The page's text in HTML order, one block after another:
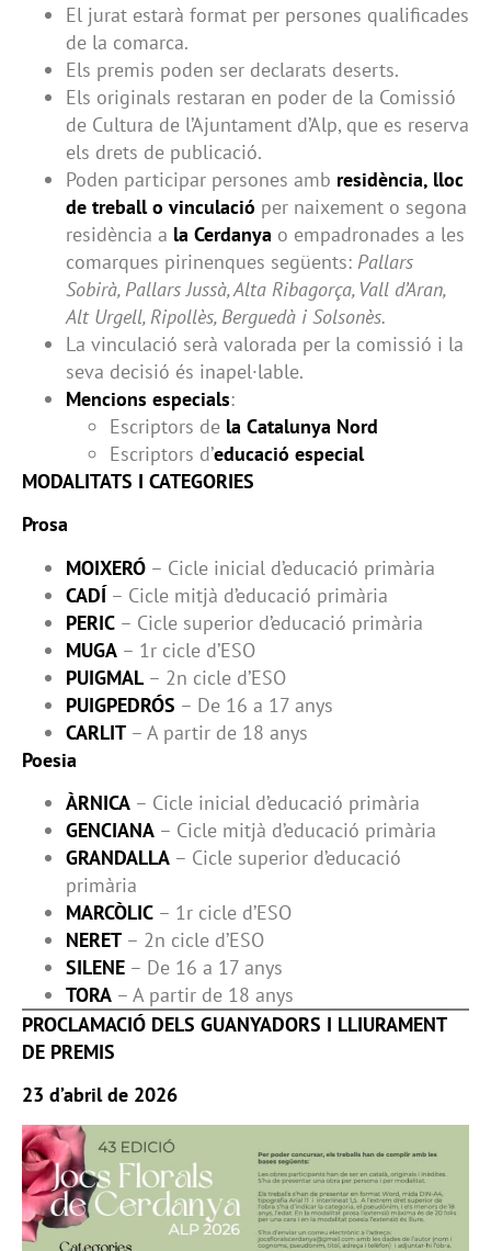
El jurat estarà format per persones qualificades
de la comarca.
Els premis poden ser declarats deserts.
Els originals restaran en poder de la Comissió
de Cultura de l’Ajuntament d’Alp, que es reserva
els drets de publicació.
Poden participar persones amb residència, lloc
de treball o vinculació per naixement o segona
residència a la Cerdanya o empadronades a les
comarques pirinenques següents: Pallars
Sobirà, Pallars Jussà, Alta Ribagorça, Vall d’Aran,
Alt Urgell, Ripollès, Berguedà i Solsonès.
La vinculació serà valorada per la comissió i la
seva decisió és inapel·lable.
Mencions especials:
Escriptors de la Catalunya Nord
Escriptors d’educació especial
MODALITATS I CATEGORIES
Prosa
MOIXERÓ – Cicle inicial d’educació primària
CADÍ– Cicle mitjà d’educació primària
PERIC – Cicle superior d’educació primària
MUGA – 1r cicle d’ESO
PUIGMAL – 2n cicle d’ESO
PUIGPEDRÓS – De 16 a 17 anys
CARLIT – A partir de 18 anys
Poesia
ÀRNICA – Cicle inicial d’educació primària
GENCIANA – Cicle mitjà d’educació primària
GRANDALLA – Cicle superior d’educació
primària
MARCÒLIC – 1r cicle d’ESO
NERET – 2n cicle d’ESO
SILENE – De 16 a 17 anys
TORA – A partir de 18 anys
PROCLAMACIÓ DELS GUANYADORS I LLIURAMENT
DE PREMIS
23 d’abril de 2026